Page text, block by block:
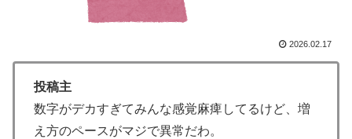
なく応援しようよ」
韓国人「“韓国サッカー”性接待の試合結果をご覧くださ
当のベッドサッカーだ」
▶ 外国人「俺達が見かけたヤバすぎる髪型を集めてみたｗ
ｗｗｗ」
2026.02.17
投稿主
数字がデカすぎてみんな感覚麻痺してるけど、増
え方のペースがマジで異常だわ。